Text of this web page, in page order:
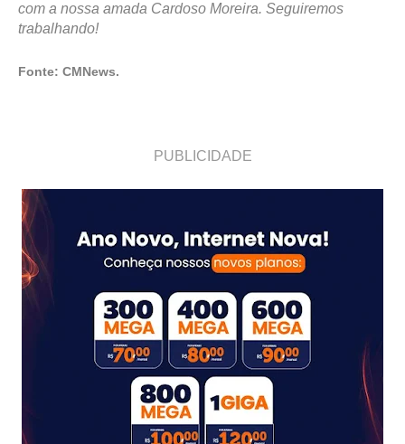
com a nossa amada Cardoso Moreira. Seguiremos
trabalhando!
Fonte: CMNews.
PUBLICIDADE